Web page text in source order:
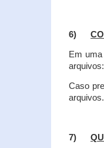
6)
Em
Caso
arquivos.
7)